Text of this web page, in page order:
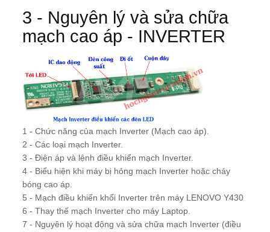
3 - Nguyên lý và sửa chữa
mạch cao áp - INVERTER
1 - Chức năng của mạch Inverter (Mạch cao áp).
2 - Các loại mạch Inverter.
3 - Điện áp và lệnh điều khiển mạch Inverter.
4 - Biểu hiện khi máy bị hỏng mạch Inverter hoặc cháy
bóng cao áp.
5 - Mạch điều khiển khối Inverter trên máy LENOVO Y430
6 - Thay thế mạch Inverter cho máy Laptop.
7 - Nguyên lý hoạt động và sửa chữa mạch Inverter (điều